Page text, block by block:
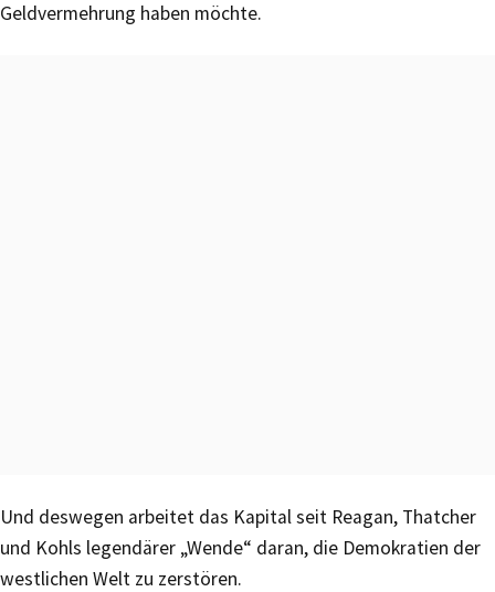
Geldvermehrung haben möchte.
Und deswegen arbeitet das Kapital seit Reagan, Thatcher
und Kohls legendärer „Wende“ daran, die Demokratien der
westlichen Welt zu zerstören.